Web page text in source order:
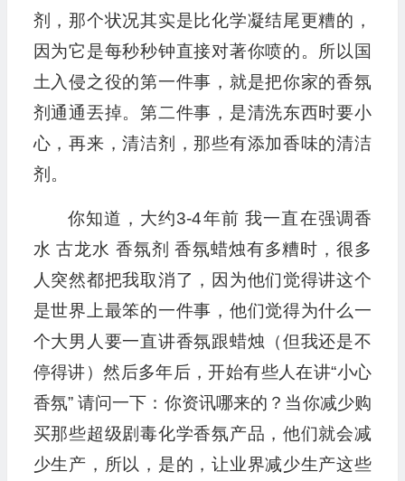
剂，那个状况其实是比化学凝结尾更糟的，
因为它是每秒秒钟直接对著你喷的。所以国
土入侵之役的第一件事，就是把你家的香氛
剂通通丟掉。第二件事，是清洗东西时要小
心，再来，清洁剂，那些有添加香味的清洁
剂。
你知道，大约3-4年前 我一直在强调香
水 古龙水 香氛剂 香氛蜡烛有多糟时，很多
人突然都把我取消了，因为他们觉得讲这个
是世界上最笨的一件事，他们觉得为什么一
个大男人要一直讲香氛跟蜡烛（但我还是不
停得讲）然后多年后，开始有些人在讲“小心
香氛” 请问一下：你资讯哪来的？当你减少购
买那些超级剧毒化学香氛产品，他们就会减
少生产，所以，是的，让业界减少生产这些